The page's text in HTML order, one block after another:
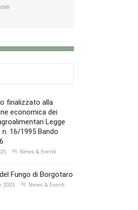
finalizzato alla
economica dei
Legge
n. 16/1995 Bando
News & Eventi
Fungo di Borgotaro
2025 News & Eventi